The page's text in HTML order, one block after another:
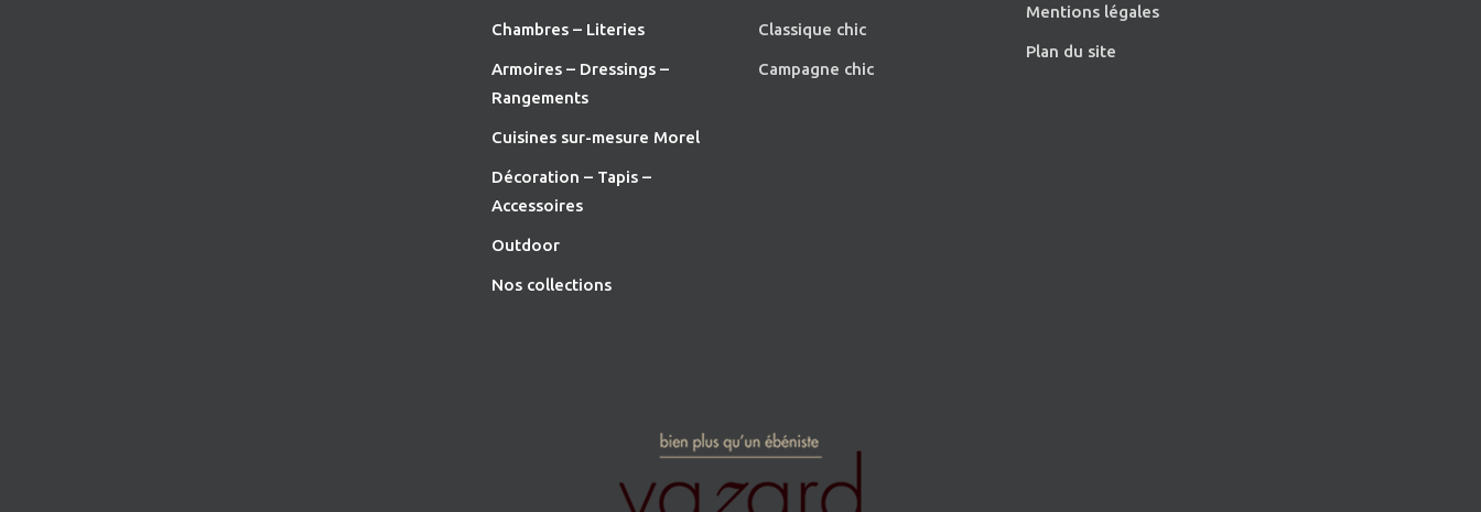
Chambres – Literies
Armoires – Dressings –
Rangements
Cuisines sur-mesure Morel
Décoration – Tapis –
Accessoires
Outdoor
Nos collections
Classique chic
Campagne chic
Mentions légales
Plan du site